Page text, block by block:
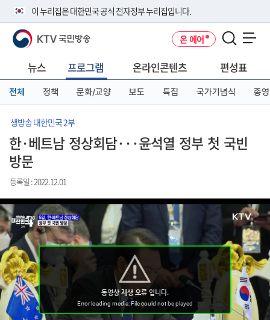
이 누리집은 대한민국 공식 전자정부 누리집입니다.
공식 누리집 주소 확인하기
니다.
이밖에 or.kr 또는 .kr등 다른 도메인 주소를 사용하고 있다면 아래 URL에
서 도메인 주소를 확인해 보세요
KTV 국민방송 온 에어
뉴스 프로그램 온라인콘텐츠 편성표
전체 정책 문화/교양 보도 특집 국가기념식 종영
생방송 대한민국 2부
한·베트남 정상회담···윤석열 정부 첫 국빈
방문
등록일 : 2022.12.01